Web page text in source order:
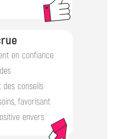
получить
знания и
IT-сфере.
en confiance
conseils
favorisant
envers